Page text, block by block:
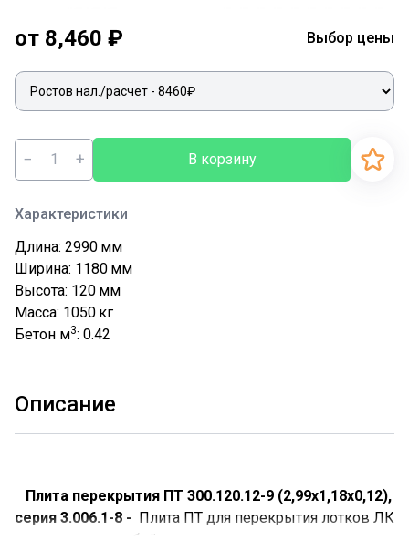
от 8,460 ₽ Выбор цены
− + В корзину
Характеристики
Длина: 2990 мм
Ширина: 1180 мм
Высота: 120 мм
Масса: 1050 кг
Бетон м3: 0.42
Описание
Плита перекрытия ПТ 300.120.12-9 (2,99х1,18х0,12),
серия 3.006.1-8 - Плита ПТ для перекрытия лотков ЛК
представляют собой специализированные